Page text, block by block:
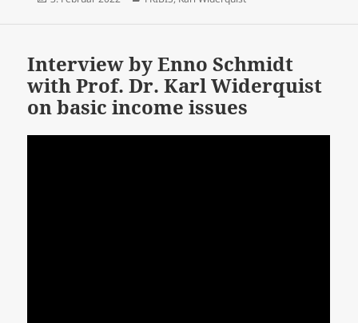
Interview by Enno Schmidt
with Prof. Dr. Karl Widerquist
on basic income issues